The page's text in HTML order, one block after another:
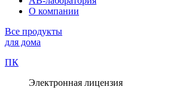
О компании
Все продукты
для дома
ПК
Электронная лицензия